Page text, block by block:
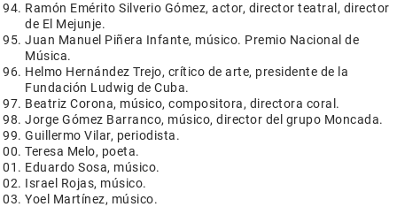
Ramón Emérito Silverio Gómez, actor, director teatral, director
de El Mejunje.
Juan Manuel Piñera Infante, músico. Premio Nacional de
Música.
Helmo Hernández Trejo, crítico de arte, presidente de la
Fundación Ludwig de Cuba.
Beatriz Corona, músico, compositora, directora coral.
Jorge Gómez Barranco, músico, director del grupo Moncada.
Guillermo Vilar, periodista.
Teresa Melo, poeta.
Eduardo Sosa, músico.
Israel Rojas, músico.
Yoel Martínez, músico.